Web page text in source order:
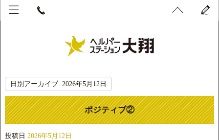
日別アーカイブ: 2026年5月12日
ポジティブ②
投稿日 2026年5月12日